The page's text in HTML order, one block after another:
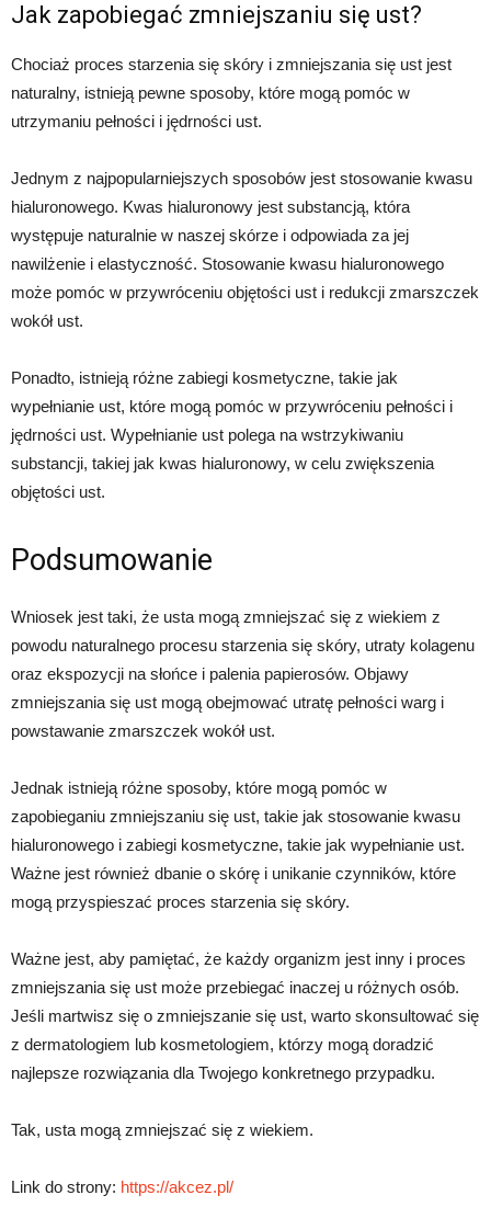
Jak zapobiegać zmniejszaniu się ust?
Chociaż proces starzenia się skóry i zmniejszania się ust jest
naturalny, istnieją pewne sposoby, które mogą pomóc w
utrzymaniu pełności i jędrności ust.
Jednym z najpopularniejszych sposobów jest stosowanie kwasu
hialuronowego. Kwas hialuronowy jest substancją, która
występuje naturalnie w naszej skórze i odpowiada za jej
nawilżenie i elastyczność. Stosowanie kwasu hialuronowego
może pomóc w przywróceniu objętości ust i redukcji zmarszczek
wokół ust.
Ponadto, istnieją różne zabiegi kosmetyczne, takie jak
wypełnianie ust, które mogą pomóc w przywróceniu pełności i
jędrności ust. Wypełnianie ust polega na wstrzykiwaniu
substancji, takiej jak kwas hialuronowy, w celu zwiększenia
objętości ust.
Podsumowanie
Wniosek jest taki, że usta mogą zmniejszać się z wiekiem z
powodu naturalnego procesu starzenia się skóry, utraty kolagenu
oraz ekspozycji na słońce i palenia papierosów. Objawy
zmniejszania się ust mogą obejmować utratę pełności warg i
powstawanie zmarszczek wokół ust.
Jednak istnieją różne sposoby, które mogą pomóc w
zapobieganiu zmniejszaniu się ust, takie jak stosowanie kwasu
hialuronowego i zabiegi kosmetyczne, takie jak wypełnianie ust.
Ważne jest również dbanie o skórę i unikanie czynników, które
mogą przyspieszać proces starzenia się skóry.
Ważne jest, aby pamiętać, że każdy organizm jest inny i proces
zmniejszania się ust może przebiegać inaczej u różnych osób.
Jeśli martwisz się o zmniejszanie się ust, warto skonsultować się
z dermatologiem lub kosmetologiem, którzy mogą doradzić
najlepsze rozwiązania dla Twojego konkretnego przypadku.
Tak, usta mogą zmniejszać się z wiekiem.
Link do strony: https://akcez.pl/